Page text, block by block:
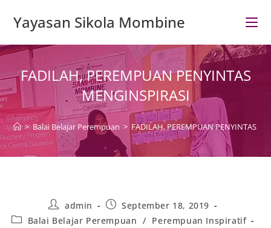
Yayasan Sikola Mombine
FADILAH, PEREMPUAN PENYINTAS
MENGINSPIRASI
> Balai Belajar Perempuan > FADILAH, PEREMPUAN PENYINTAS
Post
author:
admin
Post
published:
September 18, 2019
PostBalai Belajar Perempuan / Perempuan Inspiratif